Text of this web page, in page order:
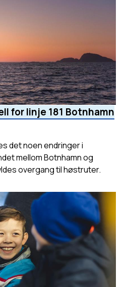
for linje 181 Botnhamn
det noen endringer i
mellom Botnhamn og
overgang til høstruter.